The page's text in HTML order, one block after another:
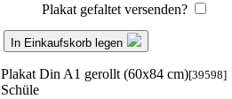
Plakat gefaltet versenden?
In Einkaufskorb legen
Plakat Din A1 gerollt (60x84 cm)[39598]
Schüle